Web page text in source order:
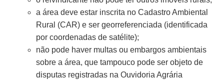
a área deve estar inscrita no Cadastro Ambiental
Rural (CAR) e ser georreferenciada (identificada
por coordenadas de satélite);
não pode haver multas ou embargos ambientais
sobre a área, que tampouco pode ser objeto de
disputas registradas na Ouvidoria Agrária